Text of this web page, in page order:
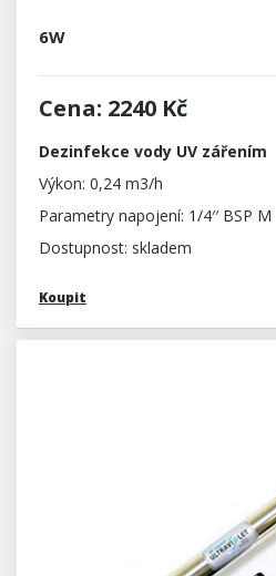
6W
Cena: 2240 Kč
Dezinfekce vody UV zářením
Výkon: 0,24 m3/h
Parametry napojení: 1/4′′ BSP M
Dostupnost: skladem
Koupit